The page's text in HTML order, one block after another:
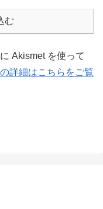
む
Akismet を使って
詳細はこちらをご覧